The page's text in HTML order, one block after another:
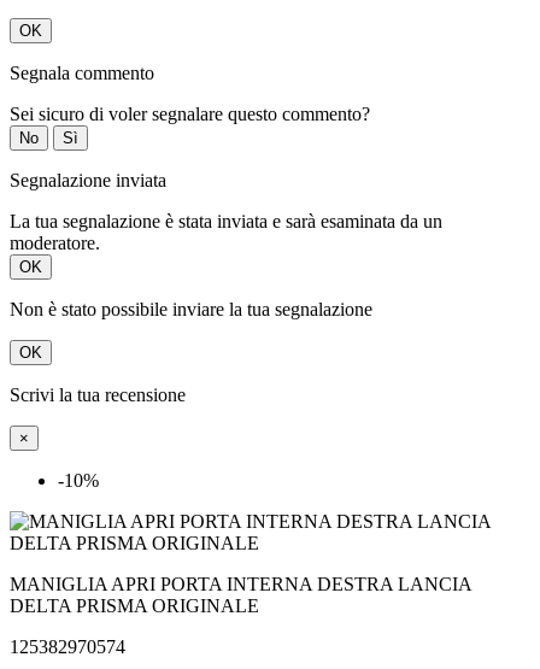
OK
Segnala commento
Sei sicuro di voler segnalare questo commento?
No Sì
Segnalazione inviata
La tua segnalazione è stata inviata e sarà esaminata da un
moderatore.
OK
Non è stato possibile inviare la tua segnalazione
OK
Scrivi la tua recensione
×
-10%
MANIGLIA APRI PORTA INTERNA DESTRA LANCIA
DELTA PRISMA ORIGINALE
125382970574